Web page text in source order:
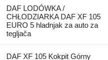
DAF LODÓWKA /
CHŁODZIARKA DAF XF 105
EURO 5 hladnjak za auto za
tegljača
DAF XF 105 Kokpit Górny